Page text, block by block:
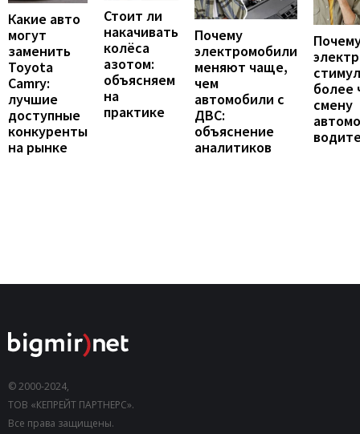
Какие авто
могут
заменить
Toyota
Camry:
лучшие
доступные
конкуренты
на рынке
Стоит ли
накачивать
колёса
азотом:
объясняем
на
практике
Почему
электромобили
меняют чаще,
чем
автомобили с
ДВС:
объяснение
аналитиков
более
смену
© 2000-2024,
ТОВ «КЕПРЕЙТ ПАРТНЕРС».
Все права защищены.